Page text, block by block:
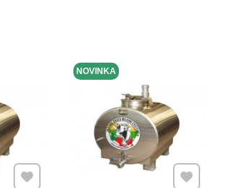
Přidat k Oblíbeným
NOVINKA
Přidat k